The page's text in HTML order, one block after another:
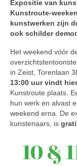
Expositie van
Kunstroute-
kunstwerken zijn
ook schilder
Het weekend vóór
in Zeist, Torenlaan
13:00 uur vindt
Kunstroute plaats.
hun werk en alvast
weekend erna. De
kunstenaars, is
10 &